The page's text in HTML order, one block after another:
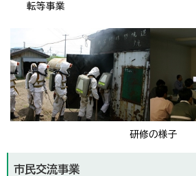
転等事業
研修の様子
市民交流事業